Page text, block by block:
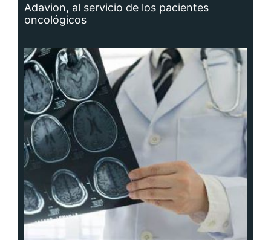
Adavion, al servicio de los pacientes
oncológicos